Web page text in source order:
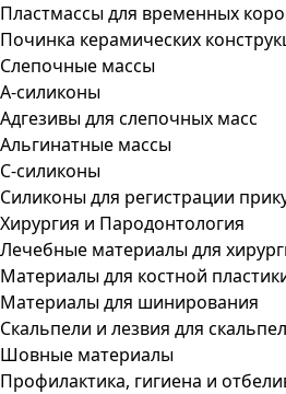
Пластмассы для временных
Починка керамических
Слепочные массы
А-силиконы
Адгезивы для слепочных масс
Альгинатные массы
С-силиконы
Силиконы для регистрации
Хирургия и Пародонтология
Лечебные материалы для
Материалы для костной
Материалы для шинирования
Скальпели и лезвия для
Шовные материалы
Профилактика, гигиена и